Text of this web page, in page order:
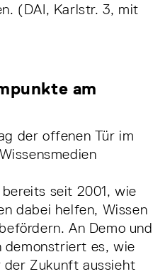
(DAI, Karlstr. 3, mit
am
der offenen Tür im
seit 2001, wie
dabei helfen, Wissen
An Demo und
es, wie
der Zukunft aussieht